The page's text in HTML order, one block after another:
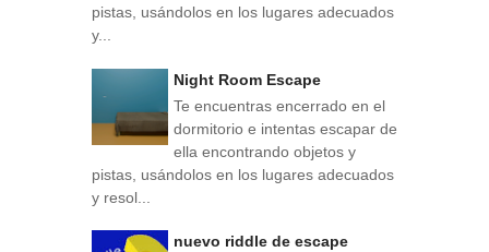
pistas, usándolos en los lugares adecuados
y...
Night Room Escape
Te encuentras encerrado en el
dormitorio e intentas escapar de
ella encontrando objetos y
pistas, usándolos en los lugares adecuados
y resol...
nuevo riddle de escape